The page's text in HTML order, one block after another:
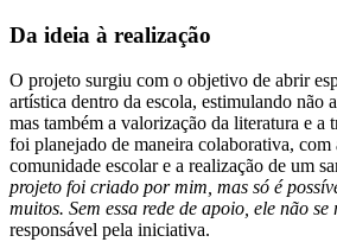
Da ideia à realização
O projeto surgiu com o objetivo de abrir
artística dentro da escola, estimulando não
mas também a valorização da literatura e a
foi planejado de maneira colaborativa, com
comunidade escolar e a realização de um
projeto foi criado por mim, mas só é
muitos. Sem essa rede de apoio, ele não
responsável pela iniciativa.